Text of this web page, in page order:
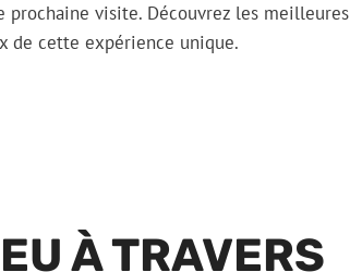
prochaine visite. Découvrez les meilleures
de cette expérience unique.
À TRAVERS